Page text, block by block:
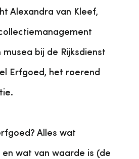
Alexandra van Kleef,
musea bij de Rijksdienst
Erfgoed, het roerend
Alles wat
wat van waarde is (de